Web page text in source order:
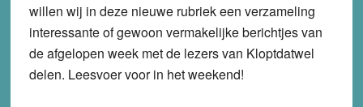
willen wij in deze nieuwe rubriek een verzameling
interessante of gewoon vermakelijke berichtjes van
de afgelopen week met de lezers van Kloptdatwel
delen. Leesvoer voor in het weekend!